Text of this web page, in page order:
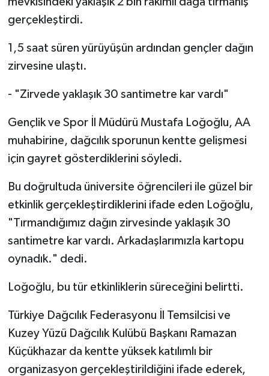
gerçekleştirdi.
1,5 saat süren yürüyüşün ardından gençler dağın
zirvesine ulaştı.
- "Zirvede yaklaşık 30 santimetre kar vardı"
Gençlik ve Spor İl Müdürü Mustafa Loğoğlu, AA
muhabirine, dağcılık sporunun kentte gelişmesi
için gayret gösterdiklerini söyledi.
Bu doğrultuda üniversite öğrencileri ile güzel bir
etkinlik gerçekleştirdiklerini ifade eden Loğoğlu,
"Tırmandığımız dağın zirvesinde yaklaşık 30
santimetre kar vardı. Arkadaşlarımızla kartopu
oynadık." dedi.
Loğoğlu, bu tür etkinliklerin süreceğini belirtti.
Türkiye Dağcılık Federasyonu İl Temsilcisi ve
Kuzey Yüzü Dağcılık Kulübü Başkanı Ramazan
Küçükhazar da kentte yüksek katılımlı bir
organizasyon gerçekleştirildiğini ifade ederek,